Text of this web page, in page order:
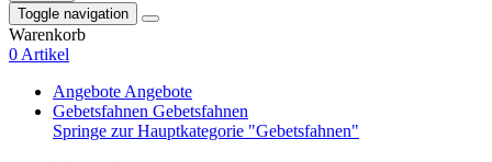
Toggle navigation
Warenkorb
0 Artikel
Angebote Angebote
Gebetsfahnen Gebetsfahnen
Springe zur Hauptkategorie "Gebetsfahnen"